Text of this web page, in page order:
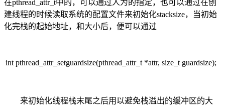
在pthread_attr_t中的，可以通过人为的指定，也可以通过在创
建线程的时候读取系统的配置文件来初始化stacksize，当初始
化完栈的起始地址，和大小后，便可以通过
int pthread_attr_setguardsize(pthread_attr_t *attr, size_t guardsize);
来初始化线程栈末尾之后用以避免栈溢出的缓冲区的大